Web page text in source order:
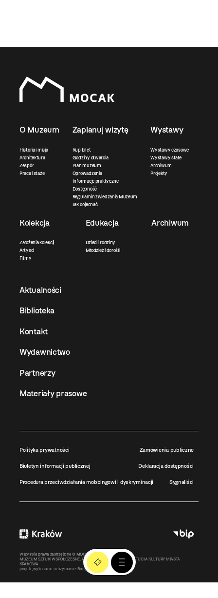
O Muzeum
Historia i misja
Architektura
Zespół
Praca i staże
Zaplanuj wizytę
Kup bilet
Godziny otwarcia
Plan muzeum
Oprowadzenia
Informacje praktyczne
Dostępność
Regulamin zwiedzania Muzeum
Jak dojechać
Wystawy
Wystawy czasowe
Wystawy stałe
Archiwum
Projekty
Kolekcja
Założenia kolekcji
Artyści
Filmy
Edukacja
Dzieci i rodziny
Młodzież i dorośli
Archiwum
Aktualności
Biblioteka
Kontakt
Wydawnictwo
Partnerzy
Materiały prasowe
Polityka prywatności Zamówienia publiczne
Biuletyn informacji publicznej Deklaracja dostępności
Procedura przeciwdziałania mobbingowi i dyskryminacji Sygnaliści
Wszystkie prawa zastrzeżone © MOCAK2011-2026
MUZEUM SZTUKI WSPÓŁCZESNEJ W KRAKOWIE MOCAK – INSTYTUCJA KULTURY MIASTA
KRAKOWA
projekt, wykonanie i utrzymanie: Bonjour.pl